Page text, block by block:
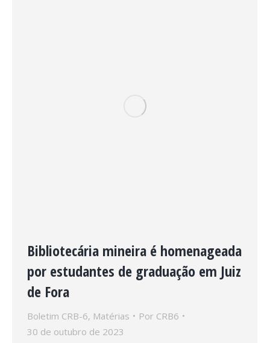
Bibliotecária mineira é homenageada
por estudantes de graduação em Juiz
de Fora
Boletim CRB-6, Matérias Por CRB6
30 de outubro de 2023